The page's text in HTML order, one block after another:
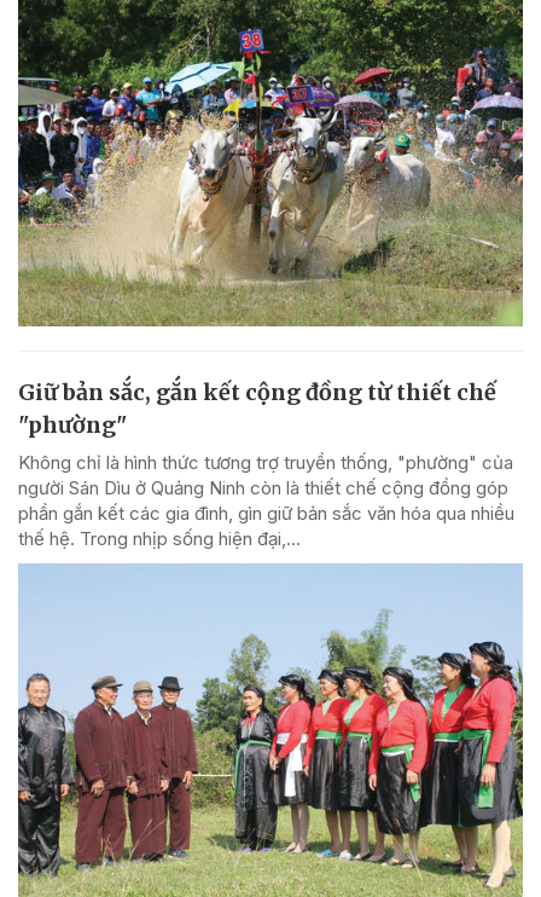
Giữ bản sắc, gắn kết cộng đồng từ thiết chế
"phường"
Không chỉ là hình thức tương trợ truyền thống, "phường" của
người Sán Dìu ở Quảng Ninh còn là thiết chế cộng đồng góp
phần gắn kết các gia đình, gìn giữ bản sắc văn hóa qua nhiều
thế hệ. Trong nhịp sống hiện đại,...